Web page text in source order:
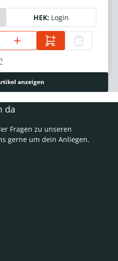
HEK: Login
anzeigen
da
Fragen zu unseren
gerne um dein Anliegen.